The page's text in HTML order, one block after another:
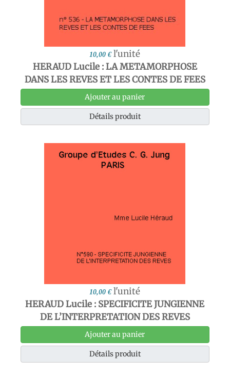
10,00 € l'unité
HERAUD Lucile : LA METAMORPHOSE
DANS LES REVES ET LES CONTES DE FEES
Ajouter au panier
Détails produit
10,00 € l'unité
HERAUD Lucile : SPECIFICITE JUNGIENNE
DE L’INTERPRETATION DES REVES
Ajouter au panier
Détails produit